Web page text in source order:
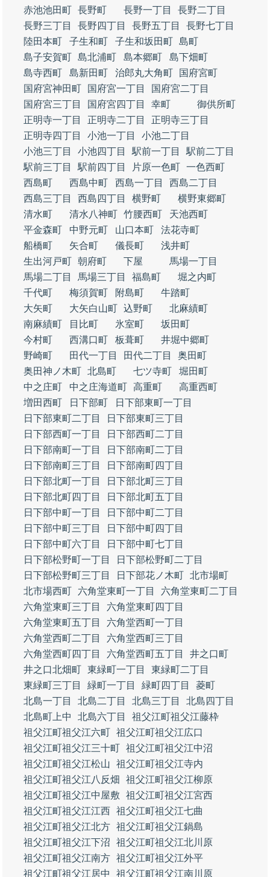
赤池池田町 長野町 長野一丁目
長野二丁目
長野三丁目
長野四丁目 長野五丁目
長野七丁目
陸田本町
子生和町 子生和坂田町 島町
島子安賀町 島北浦町 島本郷町
島下畑町
島寺西町
島新田町 治郎丸大角町
国府宮町
国府宮神田町
国府宮一丁目
国府宮二丁目
国府宮三丁目
国府宮四丁目 幸町
御供所町
正明寺一丁目
正明寺二丁目
正明寺三丁目
正明寺四丁目
小池一丁目
小池二丁目
小池三丁目
小池四丁目 駅前一丁目
駅前二丁目
駅前三丁目
駅前四丁目 片原一色町 一色西町
西島町
西島中町 西島一丁目
西島二丁目
西島三丁目
西島四丁目 横野町
横野東郷町
清水町
清水八神町 竹腰西町
天池西町
平金森町
中野元町 山口本町
法花寺町
船橋町
矢合町 儀長町
浅井町
生出河戸町 朝府町 下屋
馬場一丁目
馬場二丁目
馬場三丁目 福島町
堀之内町
千代町
梅須賀町 附島町
牛踏町
大矢町
大矢白山町 込野町
北麻績町
南麻績町
目比町 氷室町
坂田町
今村町
西溝口町 板葺町
井堀中郷町
野崎町
田代一丁目 田代二丁目
奥田町
奥田神ノ木町 北島町 七ツ寺町
堀田町
中之庄町
中之庄海道町 高重町
高重西町
増田西町
日下部町
日下部東町一丁目
日下部東町二丁目
日下部東町三丁目
日下部西町一丁目
日下部西町二丁目
日下部南町一丁目
日下部南町二丁目
日下部南町三丁目
日下部南町四丁目
日下部北町一丁目
日下部北町三丁目
日下部北町四丁目
日下部北町五丁目
日下部中町一丁目
日下部中町二丁目
日下部中町三丁目
日下部中町四丁目
日下部中町六丁目
日下部中町七丁目
日下部松野町一丁目
日下部松野町二丁目
日下部松野町三丁目
日下部花ノ木町 北市場町
北市場西町
六角堂東町一丁目
六角堂東町二丁目
六角堂東町三丁目
六角堂東町四丁目
六角堂東町五丁目
六角堂西町一丁目
六角堂西町二丁目
六角堂西町三丁目
六角堂西町四丁目
六角堂西町五丁目
井之口町
井之口北畑町 東緑町一丁目
東緑町二丁目
東緑町三丁目
緑町一丁目 緑町四丁目
菱町
北島一丁目
北島二丁目 北島三丁目
北島四丁目
北島町上中
北島六丁目
祖父江町祖父江藤枠
祖父江町祖父江六町 祖父江町祖父江広口
祖父江町祖父江三十町 祖父江町祖父江中沼
祖父江町祖父江松山
祖父江町祖父江寺内
祖父江町祖父江八反畑
祖父江町祖父江柳原
祖父江町祖父江中屋敷
祖父江町祖父江宮西
祖父江町祖父江江西 祖父江町祖父江七曲
祖父江町祖父江北方 祖父江町祖父江鍋島
祖父江町祖父江下沼
祖父江町祖父江北川原
祖父江町祖父江南方 祖父江町祖父江外平
祖父江町祖父江居中
祖父江町祖父江南川原